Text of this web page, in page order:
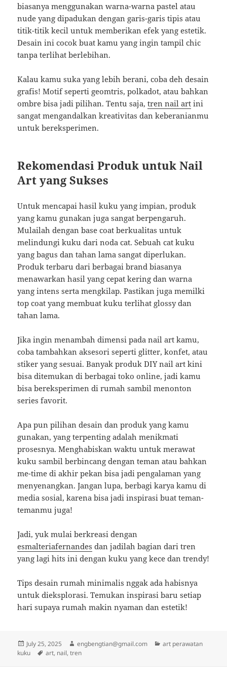
biasanya menggunakan warna-warna pastel atau
nude yang dipadukan dengan garis-garis tipis atau
titik-titik kecil untuk memberikan efek yang estetik.
Desain ini cocok buat kamu yang ingin tampil chic
tanpa terlihat berlebihan.
Kalau kamu suka yang lebih berani, coba deh desain
grafis! Motif seperti geomtris, polkadot, atau bahkan
ombre bisa jadi pilihan. Tentu saja,tren nail art ini
sangat mengandalkan kreativitas dan keberanianmu
untuk bereksperimen.
Rekomendasi Produk untuk Nail
Art yang Sukses
Untuk mencapai hasil kuku yang impian, produk
yang kamu gunakan juga sangat berpengaruh.
Mulailah dengan base coat berkualitas untuk
melindungi kuku dari noda cat. Sebuah cat kuku
yang bagus dan tahan lama sangat diperlukan.
Produk terbaru dari berbagai brand biasanya
menawarkan hasil yang cepat kering dan warna
yang intens serta mengkilap. Pastikan juga memilki
top coat yang membuat kuku terlihat glossy dan
tahan lama.
Jika ingin menambah dimensi pada nail art kamu,
coba tambahkan aksesori seperti glitter, konfet, atau
stiker yang sesuai. Banyak produk DIY nail art kini
bisa ditemukan di berbagai toko online, jadi kamu
bisa bereksperimen di rumah sambil menonton
series favorit.
Apa pun pilihan desain dan produk yang kamu
gunakan, yang terpenting adalah menikmati
prosesnya. Menghabiskan waktu untuk merawat
kuku sambil berbincang dengan teman atau bahkan
me-time di akhir pekan bisa jadi pengalaman yang
menyenangkan. Jangan lupa, berbagi karya kamu di
media sosial, karena bisa jadi inspirasi buat teman-
temanmu juga!
Jadi, yuk mulai berkreasi dengan
esmalteriafernandes dan jadilah bagian dari tren
yang lagi hits ini dengan kuku yang kece dan trendy!
Tips desain rumah minimalis nggak ada habisnya
untuk dieksplorasi. Temukan inspirasi baru setiap
hari supaya rumah makin nyaman dan estetik!
Posted
on
July 25, 2025 Author
engbengtian@gmail.com Categories
art perawatan
kuku
Tags
art, nail,tren